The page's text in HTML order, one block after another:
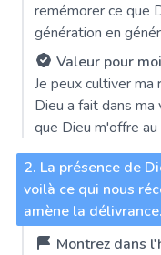
remémorer ce que
génération en
Valeur pour
Je peux cultiver ma
Dieu a fait dans
que Dieu m'offre
2. La présence de
voilà ce qui nous
amène la délivrance.
Montrez dans